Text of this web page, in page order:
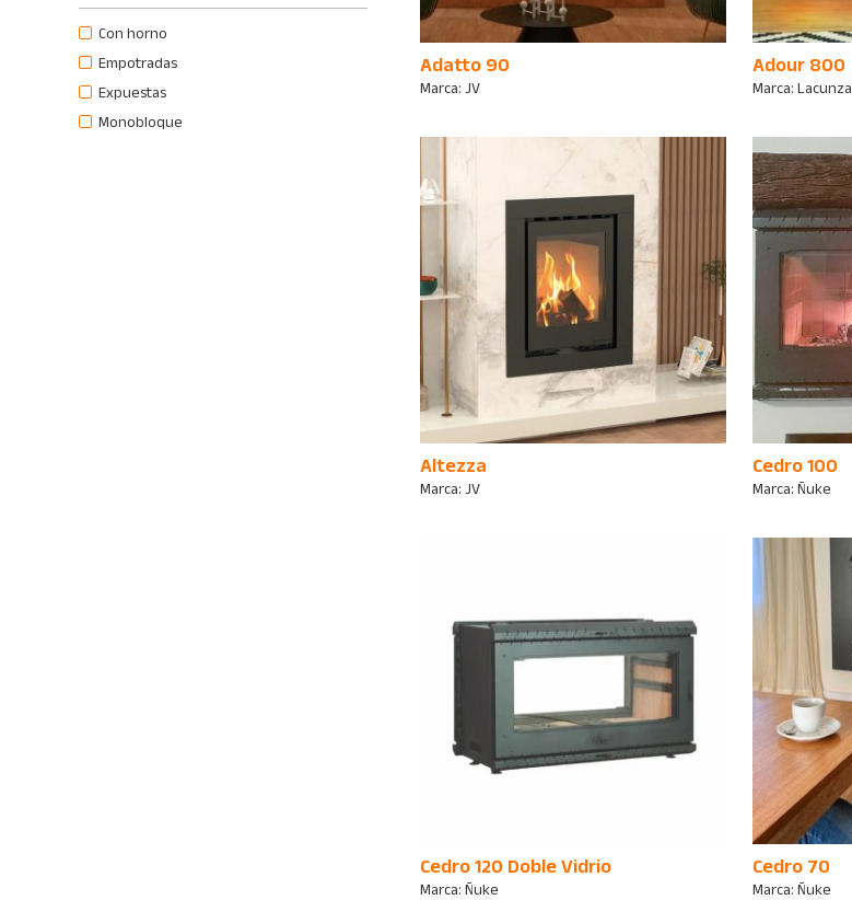
Con horno
Empotradas
Expuestas
Monobloque
Adatto 90
Marca: JV
Adour 800
Marca: Lacunza
Altezza
Marca: JV
Cedro 100
Marca: Ñuke
Cedro 120 Doble Vidrio
Marca: Ñuke
Cedro 70
Marca: Ñuke